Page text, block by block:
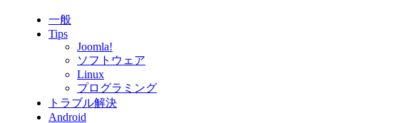
一般
Tips
Joomla!
ソフトウェア
Linux
プログラミング
トラブル解決
Android